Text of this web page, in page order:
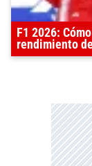
F1 2026:
rendimiento